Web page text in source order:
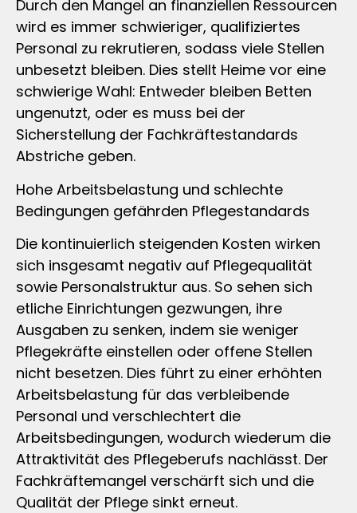
Durch den Mangel an finanziellen Ressourcen
wird es immer schwieriger, qualifiziertes
Personal zu rekrutieren, sodass viele Stellen
unbesetzt bleiben. Dies stellt Heime vor eine
schwierige Wahl: Entweder bleiben Betten
ungenutzt, oder es muss bei der
Sicherstellung der Fachkräftestandards
Abstriche geben.
Hohe Arbeitsbelastung und schlechte
Bedingungen gefährden Pflegestandards
Die kontinuierlich steigenden Kosten wirken
sich insgesamt negativ auf Pflegequalität
sowie Personalstruktur aus. So sehen sich
etliche Einrichtungen gezwungen, ihre
Ausgaben zu senken, indem sie weniger
Pflegekräfte einstellen oder offene Stellen
nicht besetzen. Dies führt zu einer erhöhten
Arbeitsbelastung für das verbleibende
Personal und verschlechtert die
Arbeitsbedingungen, wodurch wiederum die
Attraktivität des Pflegeberufs nachlässt. Der
Fachkräftemangel verschärft sich und die
Qualität der Pflege sinkt erneut.